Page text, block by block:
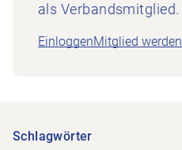
als Verbandsmitglied.
EinloggenMitglied werden
Schlagwörter